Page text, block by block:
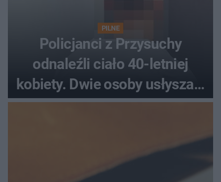
PILNE
Policjanci z Przysuchy
odnaleźli ciało 40-letniej
kobiety. Dwie osoby usłyszały
zarzut zabójstwa